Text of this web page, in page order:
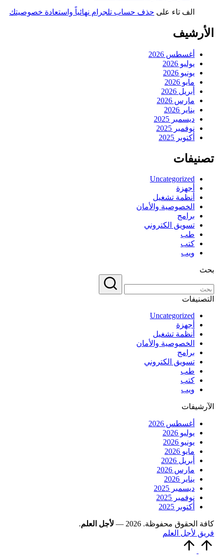
الف تاء على حذف حساب تلجرام نهائياً واستعادة خصوصيتك
الأرشيف
أغسطس 2026
يوليو 2026
يونيو 2026
مايو 2026
أبريل 2026
مارس 2026
يناير 2026
ديسمبر 2025
نوفمبر 2025
أكتوبر 2025
تصنيفات
Uncategorized
أجهزة
أنظمة تشغيل
الخصوصية والأمان
برامج
تسويق الكتروني
طب
كتب
ويب
بحث
التصنيفات
Uncategorized
أجهزة
أنظمة تشغيل
الخصوصية والأمان
برامج
تسويق الكتروني
طب
كتب
ويب
الآرشيفات
أغسطس 2026
يوليو 2026
يونيو 2026
مايو 2026
أبريل 2026
مارس 2026
يناير 2026
ديسمبر 2025
نوفمبر 2025
أكتوبر 2025
كافة الحقوق محفوظة. 2026 — لأجل العلم.
فريق لأجل العلم